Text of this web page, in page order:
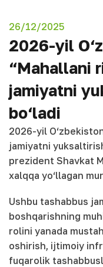
26/12/2025
2026-yil
“Mahallani
jamiyatni
bo‘ladi
2026-yil
jamiyatni
prezident Shavkat
xalqqa yo‘llagan
Ushbu tashabbus
boshqarishning
rolini yanada
oshirish, ijtimoiy
fuqarolik